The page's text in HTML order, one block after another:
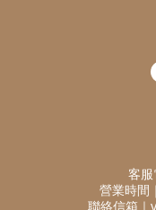
客
營業時間
聯絡信箱